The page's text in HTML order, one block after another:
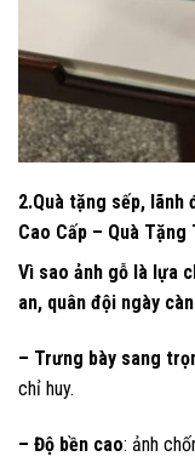
2.Quà tặng sếp, lãnh
Cao Cấp – Quà
Vì sao ảnh gỗ là lựa
an, quân đội ngày
– Trưng bày sang
chỉ huy.
– Độ bền cao: ảnh